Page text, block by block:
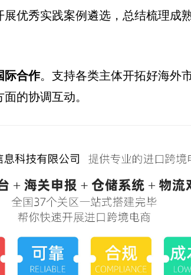
展优秀实践案例遴选，总结梳理成
际合作。支持各类主体开拓好海外
的协调互动。